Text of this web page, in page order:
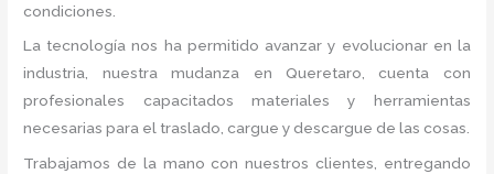
condiciones.
La tecnología nos ha permitido avanzar y evolucionar en la
industria, nuestra mudanza en Queretaro, cuenta con
profesionales capacitados materiales y herramientas
necesarias para el traslado, cargue y descargue de las cosas.
Trabajamos de la mano con nuestros clientes, entregando